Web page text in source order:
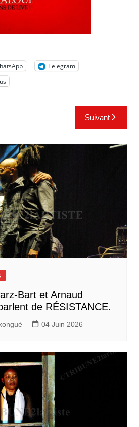
Telegram
Suivant
Bart et Arnaud
de RÉSISTANCE.
04 Juin 2026